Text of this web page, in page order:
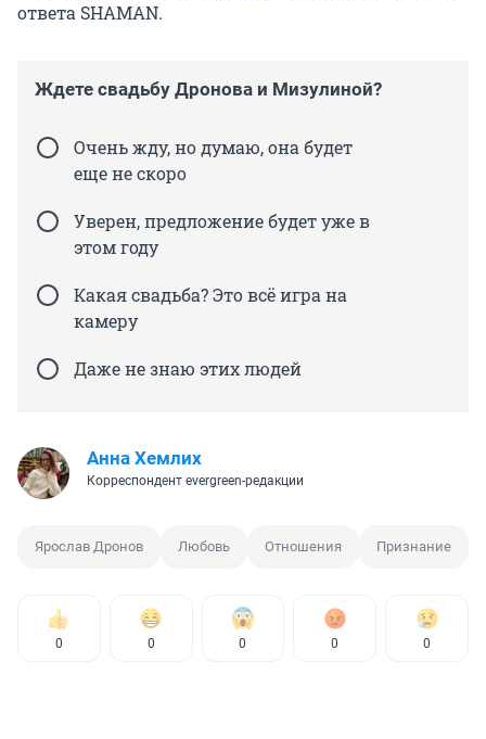
ответа SHAMAN.
Ждете свадьбу Дронова и Мизулиной?
Очень жду, но думаю, она будет
еще не скоро
Уверен, предложение будет уже в
этом году
Какая свадьба? Это всё игра на
камеру
Даже не знаю этих людей
Анна Хемлих
Корреспондент evergreen-редакции
Ярослав Дронов Любовь Отношения Признание
0 0 0 0 0